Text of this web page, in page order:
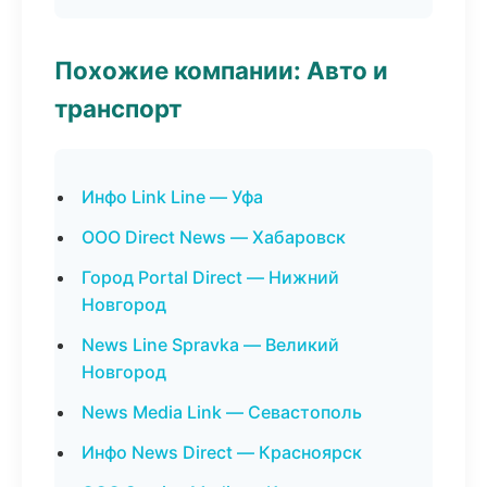
Похожие компании: Авто и
транспорт
Инфо Link Line — Уфа
ООО Direct News — Хабаровск
Город Portal Direct — Нижний
Новгород
News Line Spravka — Великий
Новгород
News Media Link — Севастополь
Инфо News Direct — Красноярск